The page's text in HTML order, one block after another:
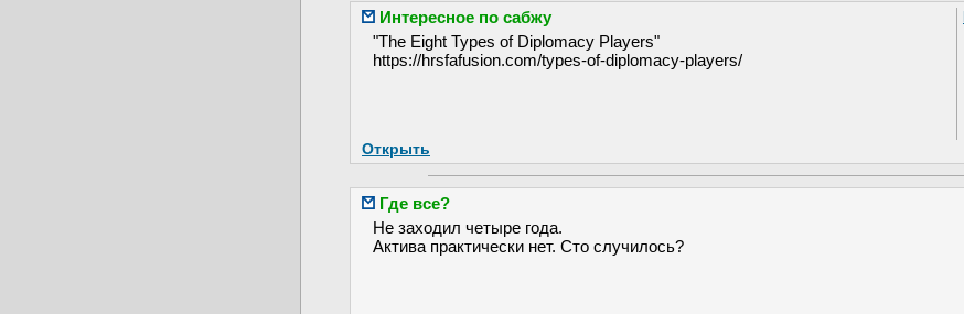
Интересное по сабжу
"The Eight Types of Diplomacy Players"
https://hrsfafusion.com/types-of-diplomacy-players/
Открыть
Где все?
Не заходил четыре года.
Актива практически нет. Сто случилось?